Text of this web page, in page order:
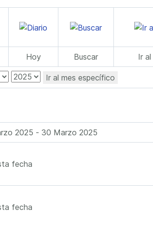
Hoy Buscar Ir
Ir al mes específico
2025 - 30 Marzo 2025
fecha
fecha